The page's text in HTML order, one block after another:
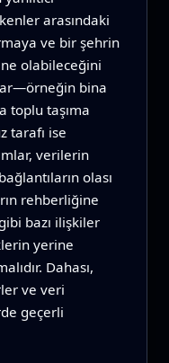
arasındaki
ve bir şehrin
olabileceğini
bina
toplu taşıma
tarafı ise
verilerin
olası
rehberliğine
bazı ilişkiler
yerine
Dahası,
ve veri
geçerli